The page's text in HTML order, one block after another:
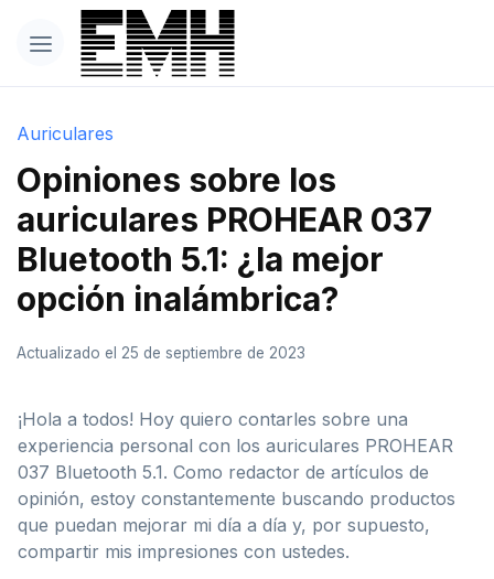
Auriculares
Opiniones sobre los
auriculares PROHEAR 037
Bluetooth 5.1: ¿la mejor
opción inalámbrica?
Actualizado el 25 de septiembre de 2023
¡Hola a todos! Hoy quiero contarles sobre una
experiencia personal con los auriculares PROHEAR
037 Bluetooth 5.1. Como redactor de artículos de
opinión, estoy constantemente buscando productos
que puedan mejorar mi día a día y, por supuesto,
compartir mis impresiones con ustedes.